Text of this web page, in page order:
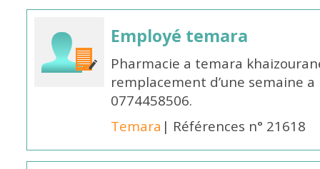
Employé temara
Pharmacie a temara
remplacement d’une semaine
0774458506.
Temara | Références n° 21618